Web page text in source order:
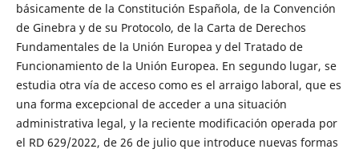
básicamente de la Constitución Española, de la Convención
de Ginebra y de su Protocolo, de la Carta de Derechos
Fundamentales de la Unión Europea y del Tratado de
Funcionamiento de la Unión Europea. En segundo lugar, se
estudia otra vía de acceso como es el arraigo laboral, que es
una forma excepcional de acceder a una situación
administrativa legal, y la reciente modificación operada por
el RD 629/2022, de 26 de julio que introduce nuevas formas